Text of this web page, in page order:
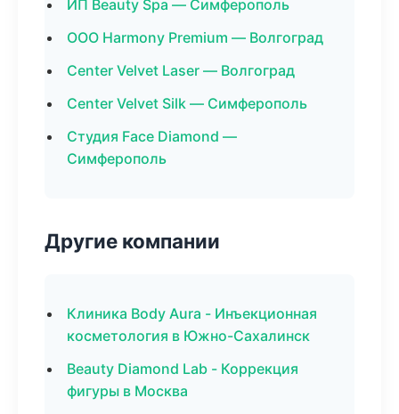
ИП Beauty Spa — Симферополь
ООО Harmony Premium — Волгоград
Center Velvet Laser — Волгоград
Center Velvet Silk — Симферополь
Студия Face Diamond —
Симферополь
Другие компании
Клиника Body Aura - Инъекционная
косметология в Южно-Сахалинск
Beauty Diamond Lab - Коррекция
фигуры в Москва